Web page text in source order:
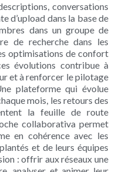
conversations
d’upload dans la base de
dans un groupe de
de recherche dans les
optimisations de confort
évolutions contribue à
et à renforcer le pilotage
plateforme qui évolue
mois, les retours des
la feuille de route
collaborativa permet
en cohérence avec les
et de leurs équipes
: offrir aux réseaux une